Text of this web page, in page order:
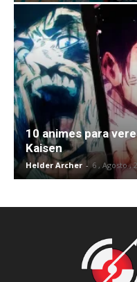
10 animes para
Kaisen
Helder Archer - 6 , Agosto ,